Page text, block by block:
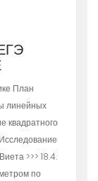
План
линейных
квадратного
>>> 18.4.
по